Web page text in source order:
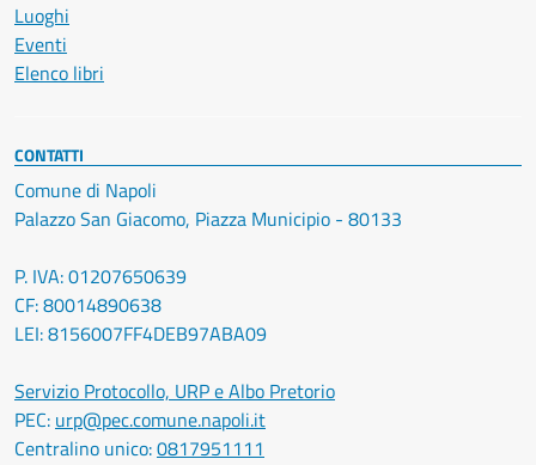
Luoghi
Eventi
Elenco libri
CONTATTI
Comune di Napoli
Palazzo San Giacomo, Piazza Municipio - 80133
P. IVA: 01207650639
CF: 80014890638
LEI: 8156007FF4DEB97ABA09
Servizio Protocollo, URP e Albo Pretorio
PEC: urp@pec.comune.napoli.it
Centralino unico:0817951111